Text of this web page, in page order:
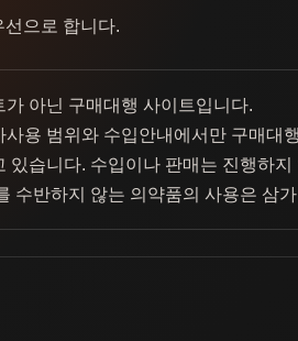
으로 합니다.
아닌 구매대행 사이트입니다.
용 범위와 수입안내에서만 구매대
있습니다. 수입이나 판매는 진행하지
수반하지 않는 의약품의 사용은 삼